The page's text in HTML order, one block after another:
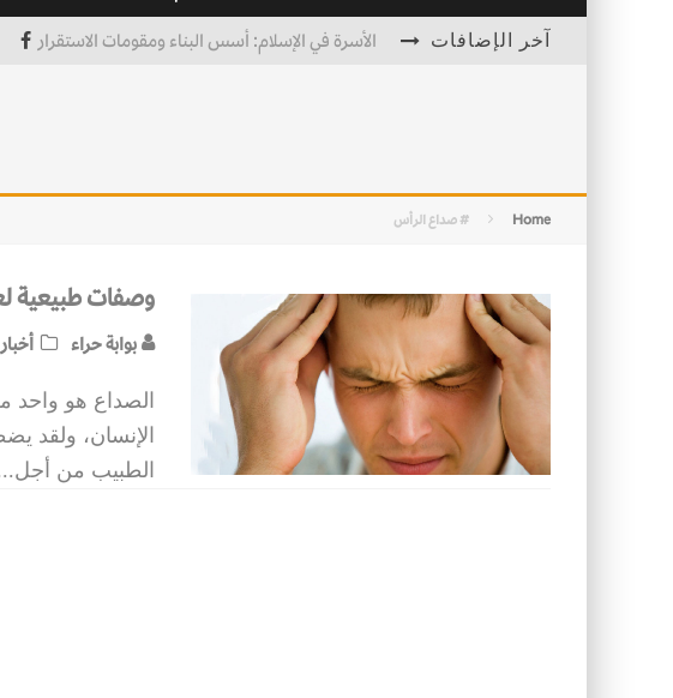
آخر الإضافات الأسرة في الإسلام: أسس البناء ومقومات الاستقرار
Home # صداع الرأس
وصفات طبيعية
بوابة حراء
الصداع هو واحد
الإنسان، ولقد
الطبيب من أجل